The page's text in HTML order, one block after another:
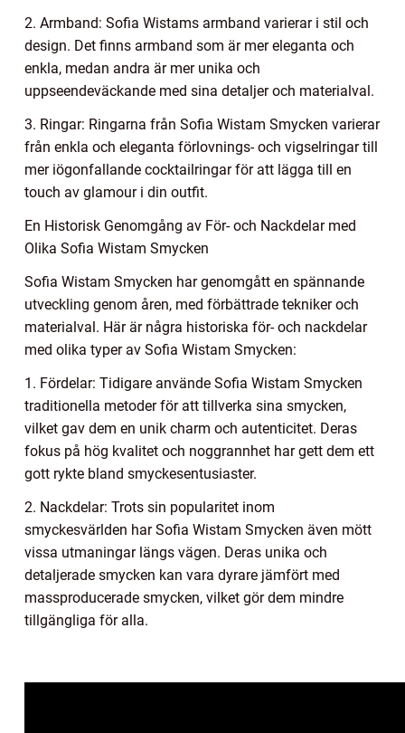
2. Armband: Sofia Wistams armband varierar i stil och
design. Det finns armband som är mer eleganta och
enkla, medan andra är mer unika och
uppseendeväckande med sina detaljer och materialval.
3. Ringar: Ringarna från Sofia Wistam Smycken varierar
från enkla och eleganta förlovnings- och vigselringar till
mer iögonfallande cocktailringar för att lägga till en
touch av glamour i din outfit.
En Historisk Genomgång av För- och Nackdelar med
Olika Sofia Wistam Smycken
Sofia Wistam Smycken har genomgått en spännande
utveckling genom åren, med förbättrade tekniker och
materialval. Här är några historiska för- och nackdelar
med olika typer av Sofia Wistam Smycken:
1. Fördelar: Tidigare använde Sofia Wistam Smycken
traditionella metoder för att tillverka sina smycken,
vilket gav dem en unik charm och autenticitet. Deras
fokus på hög kvalitet och noggrannhet har gett dem ett
gott rykte bland smyckesentusiaster.
2. Nackdelar: Trots sin popularitet inom
smyckesvärlden har Sofia Wistam Smycken även mött
vissa utmaningar längs vägen. Deras unika och
detaljerade smycken kan vara dyrare jämfört med
massproducerade smycken, vilket gör dem mindre
tillgängliga för alla.